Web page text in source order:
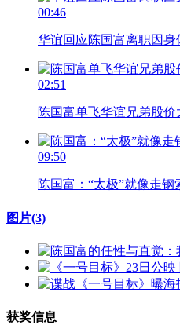
00:46
华谊回应陈国富离职因身
02:51
陈国富单飞华谊兄弟股
09:50
陈国富：“太极”就像走钢
图片(3)
获奖信息